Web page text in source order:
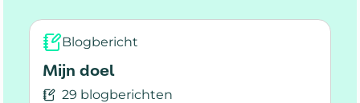
Blogbericht
Mijn doel
29 blogberichten